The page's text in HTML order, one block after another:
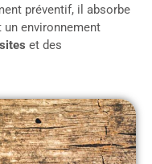
préventif, il absorbe
un environnement
et des